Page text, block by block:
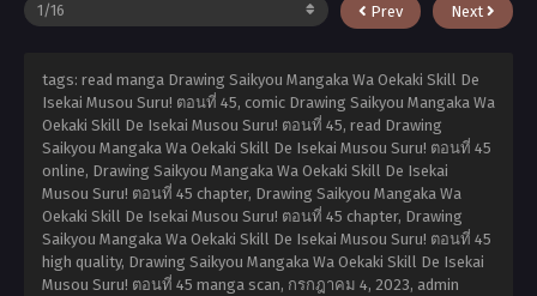
Prev Next
tags: read manga Drawing Saikyou Mangaka Wa Oekaki Skill De
Isekai Musou Suru! ตอนที่ 45, comic Drawing Saikyou Mangaka Wa
Oekaki Skill De Isekai Musou Suru! ตอนที่ 45, read Drawing
Saikyou Mangaka Wa Oekaki Skill De Isekai Musou Suru! ตอนที่ 45
online, Drawing Saikyou Mangaka Wa Oekaki Skill De Isekai
Musou Suru! ตอนที่ 45 chapter, Drawing Saikyou Mangaka Wa
Oekaki Skill De Isekai Musou Suru! ตอนที่ 45 chapter, Drawing
Saikyou Mangaka Wa Oekaki Skill De Isekai Musou Suru! ตอนที่ 45
high quality, Drawing Saikyou Mangaka Wa Oekaki Skill De Isekai
Musou Suru! ตอนที่ 45 manga scan, กรกฎาคม 4, 2023, admin